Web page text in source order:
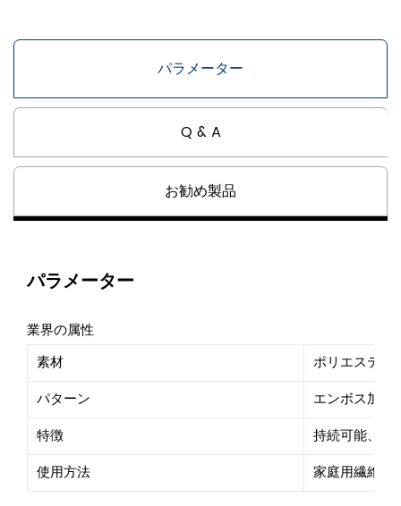
パラメーター
Q & A
お勧め製品
パラメーター
業界の属性
素材
ポリエステル
パターン
エンボス加工
特徴
持続可能、通
使用方法
家庭用繊維、